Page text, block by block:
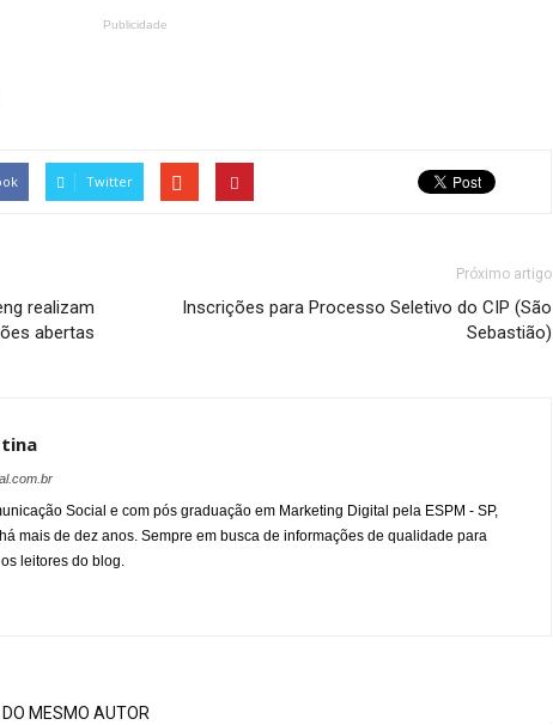
Publicidade
Twitter
realizam
abertas
Próximo artigo
Inscrições para Processo Seletivo do CIP (São
Sebastião)
Social e com pós graduação em Marketing Digital pela ESPM - SP,
mais de dez anos. Sempre em busca de informações de qualidade para
leitores do blog.
MESMO AUTOR